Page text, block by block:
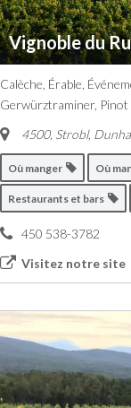
Vignoble du
Calèche, Érable,
Gerwürztraminer, Pinot
4500, Strobl,
Où manger Où
Restaurants et bars
450 538-3782
Visitez notre site